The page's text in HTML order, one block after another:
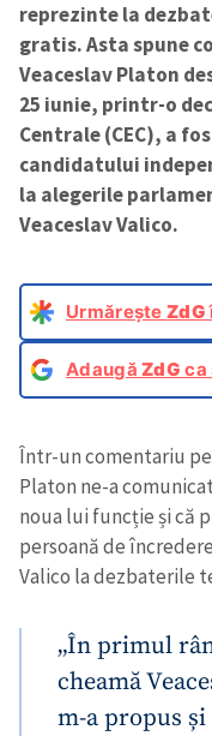
reprezinte la
gratis. Asta spune
Veaceslav Platon
25 iunie, printr-o
Centrale (CEC), a
candidatului
la alegerile
Veaceslav Valico.
Urmărește ZdG
AdaugăZdG ca
Într-un comentariu
Platon ne-a
noua lui funcție și că
persoană de
Valico la dezbaterile
„În primul
cheamă
m-a propus și